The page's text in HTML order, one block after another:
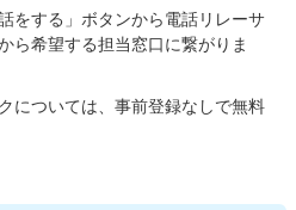
をする」ボタンから電話リレーサ
ら希望する担当窓口に繋がりま
については、事前登録なしで無料